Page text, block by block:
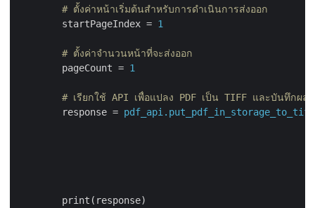
        # ตั้งค่าหน้าเริ่มต้นสำหรับการดำเนินการส่งออก
startPageIndex = 1
        # ตั้งค่าจำนวนหน้าที่จะส่งออก
pageCount = 1
# เรียกใช้ API เพื่อแปลง PDF เป็น TIFF และบันทึกผ
response =
print(response)